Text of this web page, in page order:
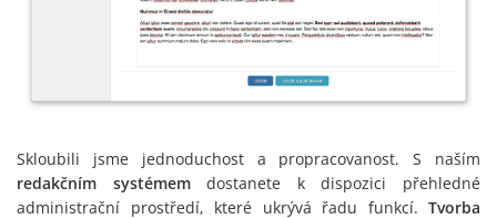
Skloubili jsme jednoduchost a propracovanost. S naším
redakčním systémemdostanete k dispozici přehledné
administrační prostředí, které ukrývá řadu funkcí. Tvorba